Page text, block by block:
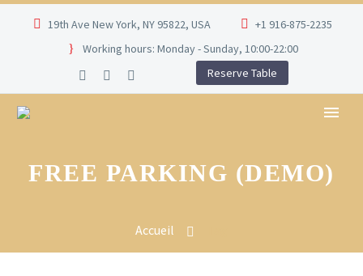
19th Ave New York, NY 95822, USA
+1 916-875-2235
Working hours: Monday - Sunday, 10:00-22:00
Reserve Table
FREE PARKING (DEMO)
Accueil